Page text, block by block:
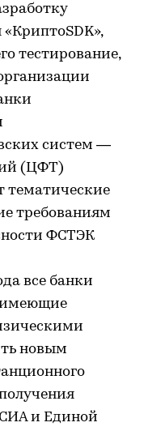
тестирование,
систем —
(ЦФТ)
тематические
требованиям
ФСТЭК
все банки
имеющие
новым
и Единой